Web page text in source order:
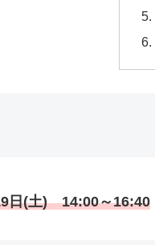
日(土) 14:00～16:40